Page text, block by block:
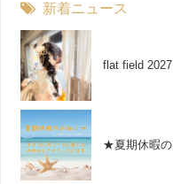
新着ニュース
flat field
★夏期休暇